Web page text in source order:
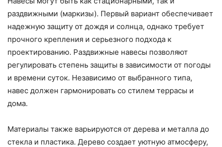
раздвижными (маркизы). Первый вариант обеспечивает
надежную защиту от дождя и солнца, однако требует
прочного крепления и серьезного подхода к
проектированию. Раздвижные навесы позволяют
регулировать степень защиты в зависимости от погоды
и времени суток. Независимо от выбранного типа,
навес должен гармонировать со стилем террасы и
дома.
Материалы также варьируются от дерева и металла до
стекла и пластика. Дерево создает уютную атмосферу,